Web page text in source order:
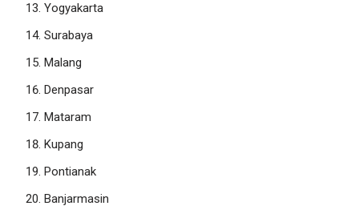
Yogyakarta
Surabaya
Malang
Denpasar
Mataram
Kupang
Pontianak
Banjarmasin